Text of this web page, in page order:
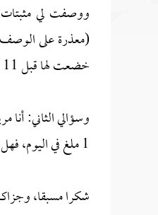
ووصفت لي مثبتات
(معذرة على
خضعت لها قبل 11 شهرا.
1 ملغ في اليوم، فهل لها تأثير على الجنين، وهل يمكن أن تسبب أي تشوهات؟
شكرا مسبقا،